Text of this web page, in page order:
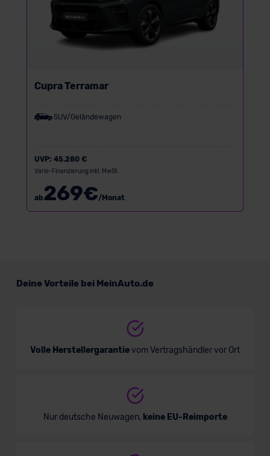
Cupra Terramar
SUV/Geländewagen
UVP: 45.280 €
Vario-Finanzierung inkl. MwSt.
ab269€/Monat
Deine Vorteile bei MeinAuto.de
Volle Herstellergarantievom Vertragshändler vor Ort
Nur deutsche Neuwagen, keine EU-Reimporte